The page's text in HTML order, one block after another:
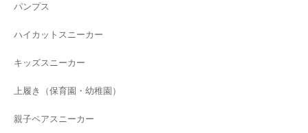
パンプス
ハイカットスニーカー
キッズスニーカー
上履き（保育園・幼稚園）
親子ペアスニーカー